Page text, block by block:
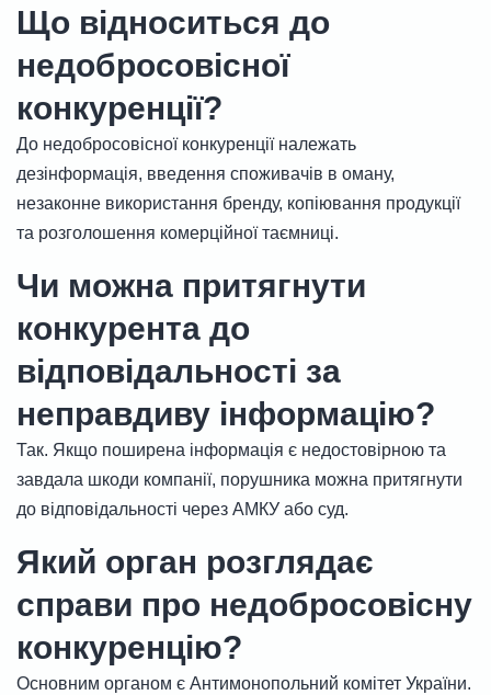
Що відноситься до
недобросовісної
конкуренції?
До недобросовісної конкуренції належать
дезінформація, введення споживачів в оману,
незаконне використання бренду, копіювання продукції
та розголошення комерційної таємниці.
Чи можна притягнути
конкурента до
відповідальності за
неправдиву інформацію?
Так. Якщо поширена інформація є недостовірною та
завдала шкоди компанії, порушника можна притягнути
до відповідальності через АМКУ або суд.
Який орган розглядає
справи про недобросовісну
конкуренцію?
Основним органом є Антимонопольний комітет України.